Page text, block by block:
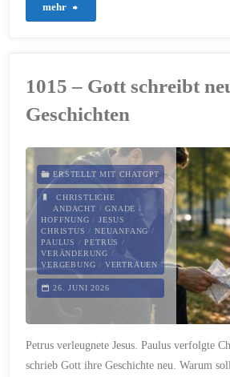
mehr
zu
bleiben"
1015 – Gott schreibt
Geschichten
ERSTELLT MIT CHATGPT
CHRISTLICHE
ANDACHT /GNADE /
HOFFNUNG / JESUS
CHRISTUS / NEUANFANG/
PAULUS /PETRUS /
VERÄNDERUNG /
VERGEBUNG / VERTRAUEN
26. JUNI 2026
Petrus verleugnete Jesus. Paulus verfolgte
schrieb Gott ihre Geschichte neu. Warum